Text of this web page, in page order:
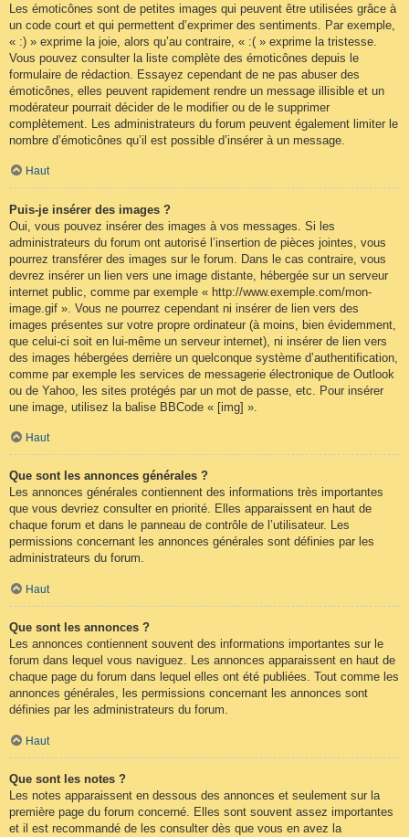
Les émoticônes sont de petites images qui peuvent être utilisées grâce à
un code court et qui permettent d’exprimer des sentiments. Par exemple,
« :) » exprime la joie, alors qu’au contraire, « :( » exprime la tristesse.
Vous pouvez consulter la liste complète des émoticônes depuis le
formulaire de rédaction. Essayez cependant de ne pas abuser des
émoticônes, elles peuvent rapidement rendre un message illisible et un
modérateur pourrait décider de le modifier ou de le supprimer
complètement. Les administrateurs du forum peuvent également limiter le
nombre d’émoticônes qu’il est possible d’insérer à un message.
Haut
Puis-je insérer des images ?
Oui, vous pouvez insérer des images à vos messages. Si les
administrateurs du forum ont autorisé l’insertion de pièces jointes, vous
pourrez transférer des images sur le forum. Dans le cas contraire, vous
devrez insérer un lien vers une image distante, hébergée sur un serveur
internet public, comme par exemple « http://www.exemple.com/mon-
image.gif ». Vous ne pourrez cependant ni insérer de lien vers des
images présentes sur votre propre ordinateur (à moins, bien évidemment,
que celui-ci soit en lui-même un serveur internet), ni insérer de lien vers
des images hébergées derrière un quelconque système d’authentification,
comme par exemple les services de messagerie électronique de Outlook
ou de Yahoo, les sites protégés par un mot de passe, etc. Pour insérer
une image, utilisez la balise BBCode « [img] ».
Haut
Que sont les annonces générales ?
Les annonces générales contiennent des informations très importantes
que vous devriez consulter en priorité. Elles apparaissent en haut de
chaque forum et dans le panneau de contrôle de l’utilisateur. Les
permissions concernant les annonces générales sont définies par les
administrateurs du forum.
Haut
Que sont les annonces ?
Les annonces contiennent souvent des informations importantes sur le
forum dans lequel vous naviguez. Les annonces apparaissent en haut de
chaque page du forum dans lequel elles ont été publiées. Tout comme les
annonces générales, les permissions concernant les annonces sont
définies par les administrateurs du forum.
Haut
Que sont les notes ?
Les notes apparaissent en dessous des annonces et seulement sur la
première page du forum concerné. Elles sont souvent assez importantes
et il est recommandé de les consulter dès que vous en avez la